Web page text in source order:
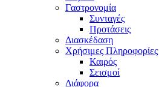
Γαστρονομία
Συνταγές
Προτάσεις
Διασκέδαση
Χρήσιμες Πληροφορίες
Καιρός
Σεισμοί
Διάφορα